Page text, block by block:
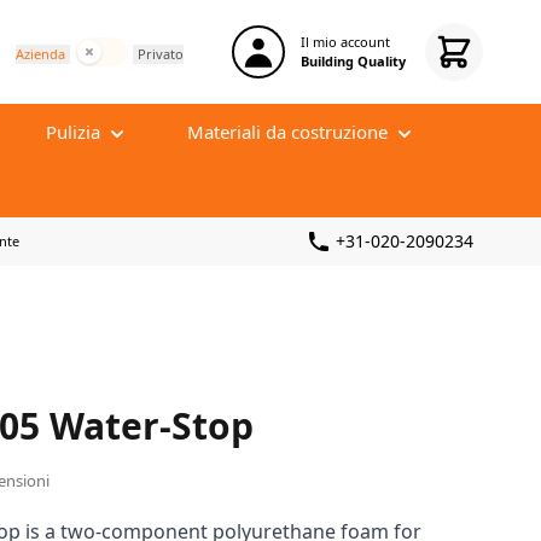
Azienda Tasse incluse
Privato
Il mio account
Building Quality
Pulizia Materiali da costruzione
Massetto autolivellante+31-020-2090234
Water-Stop
is a two-component polyurethane foam for